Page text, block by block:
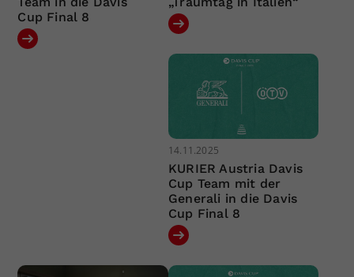
Cup Final 8
14.11.2025
KURIER Austria Davis
Cup Team mit der
Generali in die Davis
Cup Final 8